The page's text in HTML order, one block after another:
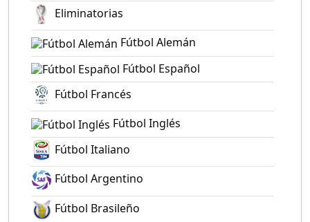
Eliminatorias
Fútbol Alemán
Fútbol Español
Fútbol Francés
Fútbol Inglés
Fútbol Italiano
Fútbol Argentino
Fútbol Brasileño